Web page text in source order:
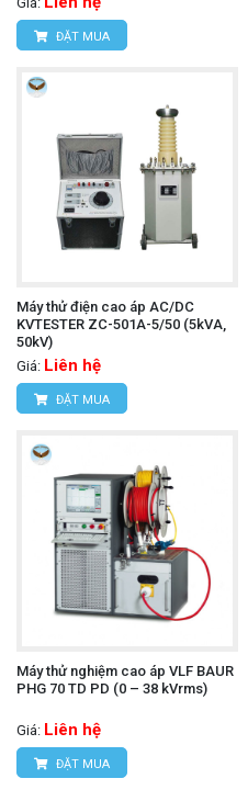
ĐẶT MUA
Máy thử điện cao áp AC/DC
KVTESTER ZC-501A-5/50 (5kVA,
50kV)
Giá: Liên hệ
ĐẶT MUA
Máy thử nghiệm cao áp VLF BAUR
PHG 70 TD PD (0 – 38 kVrms)
Giá: Liên hệ
ĐẶT MUA